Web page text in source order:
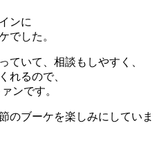
ンに
でした。
ていて、相談もしやすく、
れるので、
ンです。
のブーケを楽しみにしていま